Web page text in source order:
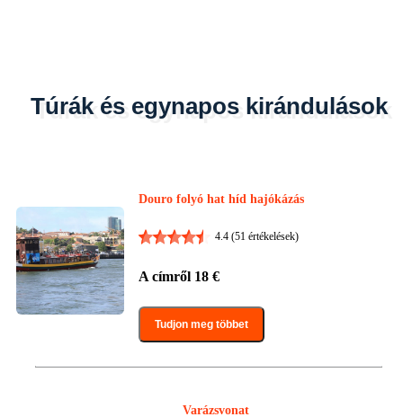
Túrák és egynapos kirándulások
Douro folyó hat híd hajókázás
4.4 (51 értékelések)
A címről 18 €
Tudjon meg többet
Varázsvonat